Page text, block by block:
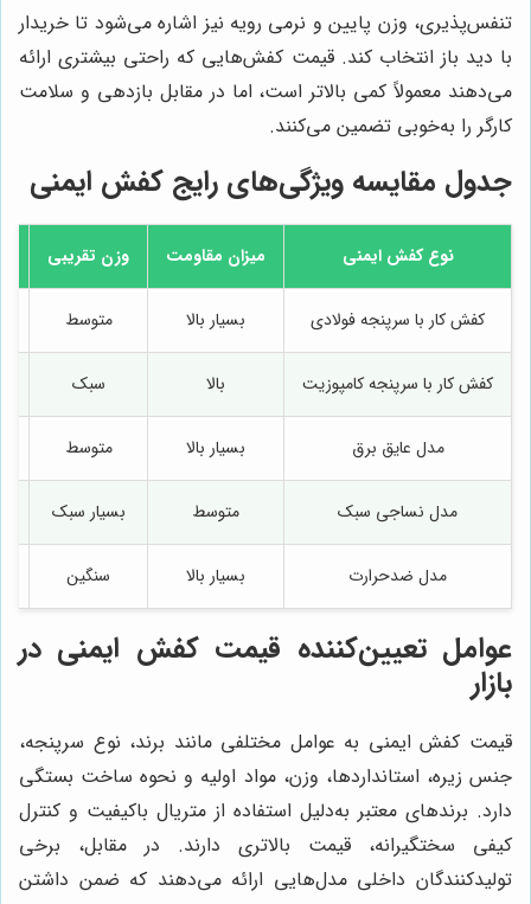
تنفس‌پذیری، وزن پایین و نرمی رویه نیز اشاره می‌شود تا خریدار
با دید باز انتخاب کند. قیمت کفش‌هایی که راحتی بیشتری ارائه
می‌دهند معمولاً کمی بالاتر است، اما در مقابل بازدهی و سلامت
کارگر را به‌خوبی تضمین می‌کنند.
جدول مقایسه ویژگی‌های رایج کفش ایمنی
نوع کفش ایمنی میزان مقاومت وزن تقریبی
کفش کار با سرپنجه فولادی بسیار بالا متوسط
کفش کار با سرپنجه کامپوزیت بالا سبک
مدل عایق برق بسیار بالا متوسط
مدل نساجی سبک متوسط بسیار سبک
مدل ضدحرارت بسیار بالا سنگین
عوامل تعیین‌کننده قیمت کفش ایمنی در
بازار
قیمت کفش ایمنی به عوامل مختلفی مانند برند، نوع سرپنجه،
جنس زیره، استانداردها، وزن، مواد اولیه و نحوه ساخت بستگی
دارد. برندهای معتبر به‌دلیل استفاده از متریال باکیفیت و کنترل
کیفی سختگیرانه، قیمت بالاتری دارند. در مقابل، برخی
تولیدکنندگان داخلی مدل‌هایی ارائه می‌دهند که ضمن داشتن